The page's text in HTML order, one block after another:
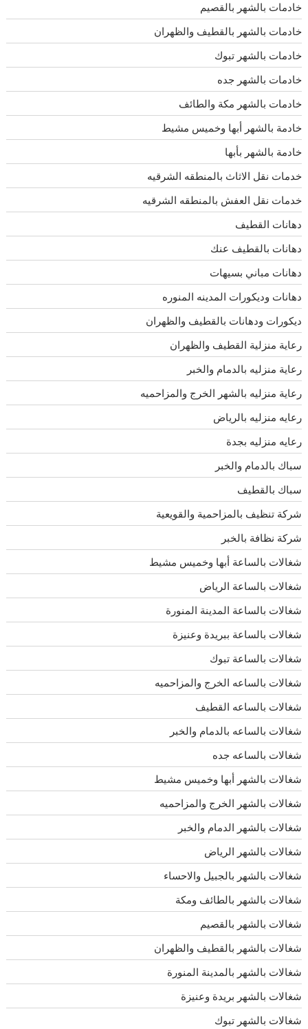
خادمات بالشهر بالقصيم
خادمات بالشهر بالقطيف والظهران
خادمات بالشهر تبوك
خادمات بالشهر جده
خادمات بالشهر مكة والطائف
خادمة بالشهر أبها وخميس مشيط
خادمة بالشهر بأبها
خدمات نقل الاثاث بالمنطقه الشرقيه
خدمات نقل العفش بالمنطقه الشرقيه
دهانات القطيف
دهانات بالقطيف عنك
دهانات مباني بسيهات
دهانات وديكورات المدينه المنوره
ديكورات ودهانات بالقطيف والظهران
رعاية منزلية القطيف والظهران
رعاية منزليه بالدمام والخبر
رعاية منزليه بالشهر الخرج والمزاحميه
رعايه منزليه بالرياض
رعايه منزليه بجدة
سباك بالدمام والخبر
سباك بالقطيف
شركة تنظيف بالمزاحمية والقويعية
شركة نظافة بالخبر
شغالات بالساعة أبها وخميس مشيط
شغالات بالساعة الرياض
شغالات بالساعة المدينة المنورة
شغالات بالساعة ببريدة وعنيزة
شغالات بالساعة تبوك
شغالات بالساعه الخرج والمزاحميه
شغالات بالساعه القطيف
شغالات بالساعه بالدمام والخبر
شغالات بالساعه جده
شغالات بالشهر أبها وخميس مشيط
شغالات بالشهر الخرج والمزاحميه
شغالات بالشهر الدمام والخبر
شغالات بالشهر الرياض
شغالات بالشهر بالجبيل والاحساء
شغالات بالشهر بالطائف ومكة
شغالات بالشهر بالقصيم
شغالات بالشهر بالقطيف والظهران
شغالات بالشهر بالمدينة المنورة
شغالات بالشهر بريدة وعنيزة
شغالات بالشهر تبوك